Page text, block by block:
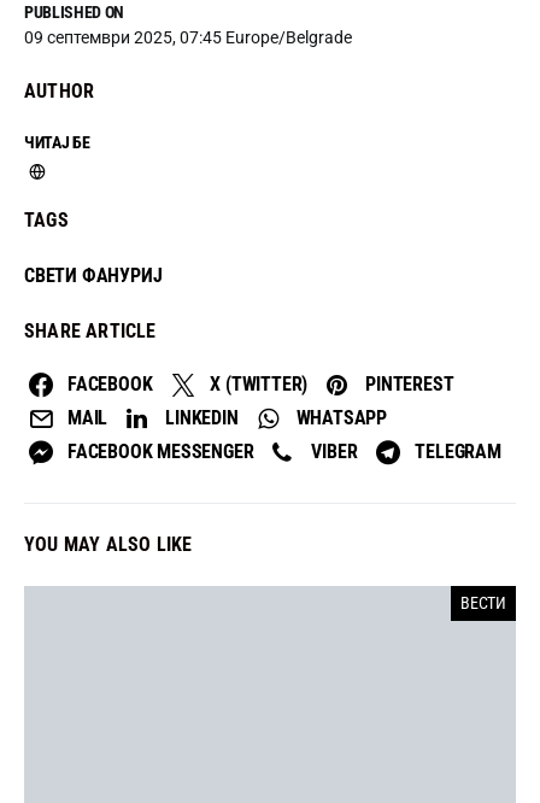
PUBLISHED ON
09 септември 2025, 07:45 Europe/Belgrade
AUTHOR
ЧИТАЈ БЕ
TAGS
СВЕТИ ФАНУРИЈ
SHARE ARTICLE
FACEBOOK X (TWITTER)
PINTEREST
MAIL
LINKEDIN
WHATSAPP
FACEBOOK MESSENGER
VIBER TELEGRAM
YOU MAY ALSO LIKE
ВЕСТИ